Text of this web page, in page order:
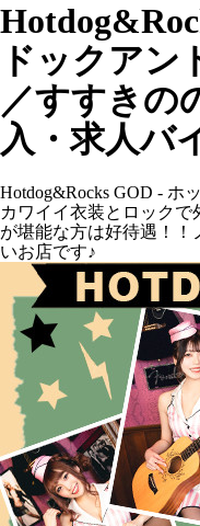
ドックアン
／すすきの
入・求人バ
Hotdog&Rocks GOD - ホ
カワイイ衣装とロック
が堪能な方は好待遇！！
いお店です♪